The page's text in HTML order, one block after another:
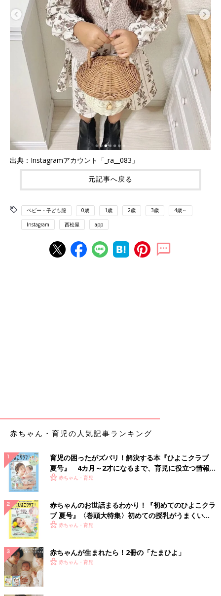
出典：Instagramアカウント「_ra__083」
元記事へ戻る
ベビー・子ども服 0歳 1歳 2歳 3歳 4歳～
Instagram 西松屋 app
赤ちゃん・育児の人気記事ランキング
育児の困ったがズバリ！解決する本『ひよこクラブ
夏号』 4カ月～2才になるまで、育児に役立つ情報が
いっぱい！
赤ちゃん・育児
赤ちゃんのお世話まるわかり！『初めてのひよこクラ
ブ 夏号』〈巻頭大特集〉初めての授乳がうまくい
く！ おっぱい・ミルクの基本と夏のトラブル 解決テ
赤ちゃん・育児
赤ちゃんが生まれたら！2冊の「たまひよ」
赤ちゃん・育児